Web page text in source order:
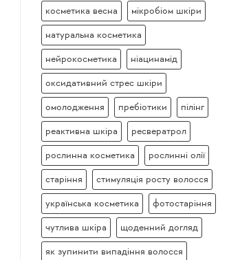
косметика весна мікробіом шкіри
натуральна косметика
нейрокосметика ніацинамід
оксидативний стрес шкіри
омолодження пребіотики пілінг
реактивна шкіра ресвератрол
рослинна косметика рослинні олії
старіння стимуляція росту волосся
українська косметика фотостаріння
чутлива шкіра щоденний догляд
як зупинити випадіння волосся